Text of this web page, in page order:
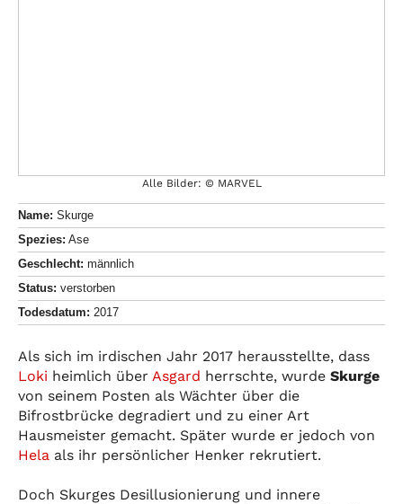
Alle Bilder: © MARVEL
Name: Skurge
Spezies: Ase
Geschlecht: männlich
Status: verstorben
Todesdatum: 2017
Als sich im irdischen Jahr 2017 herausstellte, dass
Loki heimlich über Asgard herrschte, wurde Skurge
von seinem Posten als Wächter über die
Bifrostbrücke degradiert und zu einer Art
Hausmeister gemacht. Später wurde er jedoch von
Hela als ihr persönlicher Henker rekrutiert.
Doch Skurges Desillusionierung und innere